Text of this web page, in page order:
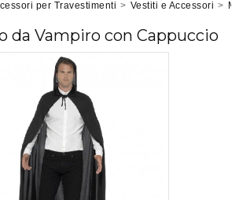
per Travestimenti > Vestiti e Accessori >
da Vampiro con Cappuccio